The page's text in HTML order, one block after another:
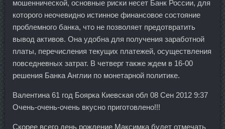
мошеннической, основные риски несет Банк России, для
которого неочевидно истинное финансовое состояние
проблемного банка, что не позволяет предотвратить
вывод активов. Она удобна для получения заработной
платы, перечисления текущих платежей, осуществления
повседневных затрат. В четверг также ждем в 16-00
решения Банка Англии по монетарной политике.
Валентина 61 год Боярка Киевская обл 08 Сен 2012 9:37
Очень-очень-очень вкусно приготовлено!!!
Скорее всего день рождение Максимка будет отмечать